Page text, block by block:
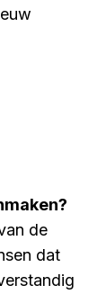
de
dat